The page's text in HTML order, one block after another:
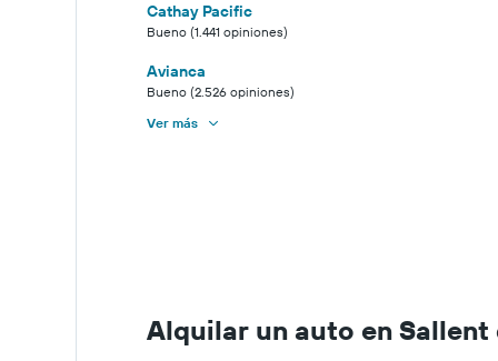
Cathay Pacific
Bueno (1.441 opiniones)
Avianca
Bueno (2.526 opiniones)
Ver más
Alquilar un auto en Sallent